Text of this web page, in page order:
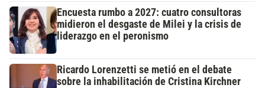
Encuesta rumbo a 2027: cuatro consultoras
midieron el desgaste de Milei y la crisis de
liderazgo en el peronismo
Ricardo Lorenzetti se metió en el debate
sobre la inhabilitación de Cristina Kirchner